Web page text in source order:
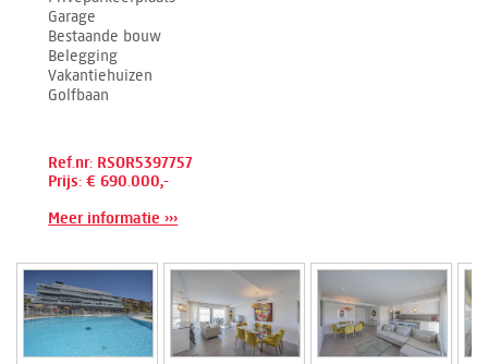
Garage
Bestaande bouw
Belegging
Vakantiehuizen
Golfbaan
Ref.nr: RSOR5397757
Prijs: € 690.000,-
Meer informatie ›››